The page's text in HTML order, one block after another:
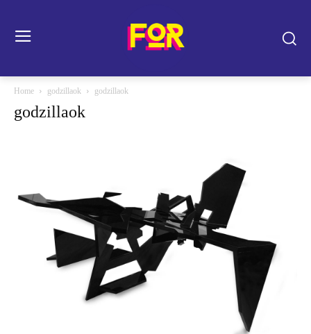
Home godzillaok godzillaok
godzillaok